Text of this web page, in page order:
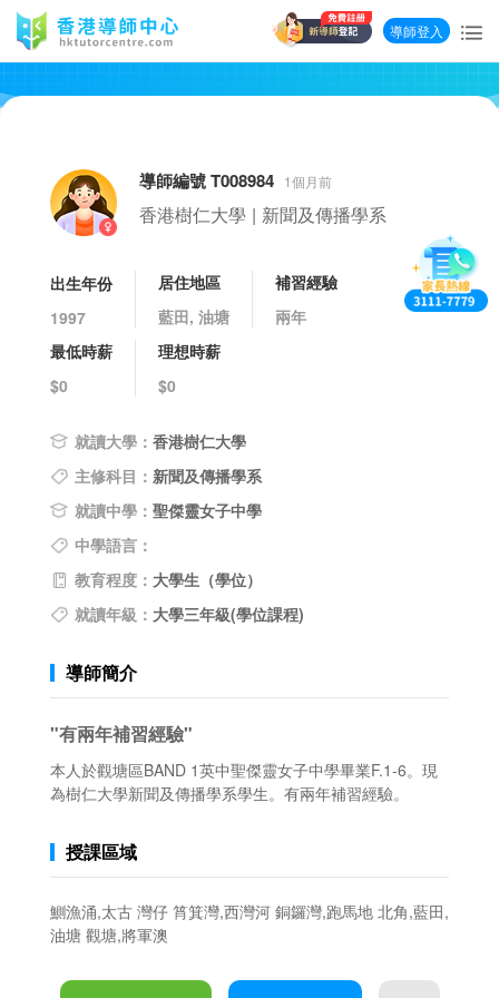
導師登入
導師編號 T008984 1個月前
香港樹仁大學 | 新聞及傳播學系
出生年份
1997
居住地區
藍田, 油塘
補習經驗
兩年
最低時薪
$0
理想時薪
$0
就讀大學： 香港樹仁大學
主修科目： 新聞及傳播學系
就讀中學： 聖傑靈女子中學
中學語言：
教育程度： 大學生（學位）
就讀年級： 大學三年級(學位課程)
導師簡介
"有兩年補習經驗"
本人於觀塘區BAND 1英中聖傑靈女子中學畢業F.1-6。現
為樹仁大學新聞及傳播學系學生。有兩年補習經驗。
授課區域
鰂漁涌,太古 灣仔 筲箕灣,西灣河 銅鑼灣,跑馬地 北角,藍田,
油塘 觀塘,將軍澳